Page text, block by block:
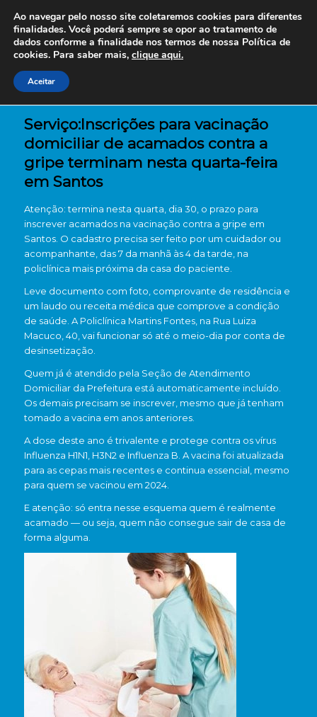
Serviço:Inscrições para vacinação
domiciliar de acamados contra a
gripe terminam nesta quarta-feira
em Santos
Atenção: termina nesta quarta, dia 30, o prazo para
inscrever acamados na vacinação contra a gripe em
Santos. O cadastro precisa ser feito por um cuidador ou
acompanhante, das 7 da manhã às 4 da tarde, na
policlínica mais próxima da casa do paciente.
Leve documento com foto, comprovante de residência e
um laudo ou receita médica que comprove a condição
de saúde. A Policlínica Martins Fontes, na Rua Luiza
Macuco, 40, vai funcionar só até o meio-dia por conta de
desinsetização.
Quem já é atendido pela Seção de Atendimento
Domiciliar da Prefeitura está automaticamente incluído.
Os demais precisam se inscrever, mesmo que já tenham
tomado a vacina em anos anteriores.
A dose deste ano é trivalente e protege contra os vírus
Influenza H1N1, H3N2 e Influenza B. A vacina foi atualizada
para as cepas mais recentes e continua essencial, mesmo
para quem se vacinou em 2024.
E atenção: só entra nesse esquema quem é realmente
acamado — ou seja, quem não consegue sair de casa de
forma alguma.
Ao navegar pelo nosso site coletaremos cookies para diferentes
finalidades. Você poderá sempre se opor ao tratamento de
dados conforme a finalidade nos termos de nossa Política de
cookies. Para saber mais, clique aqui.
Aceitar